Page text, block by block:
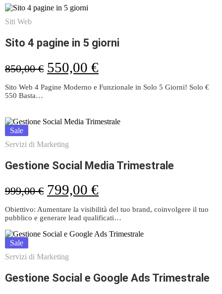
Siti Web
Sito 4 pagine in 5 giorni
850,00€ 550,00 €
Sito Web 4 Pagine Moderno e Funzionale in Solo 5 Giorni! Solo €
550 Basta…
Sale
Servizi di Marketing
Gestione Social Media Trimestrale
999,00€ 799,00 €
Obiettivo: Aumentare la visibilità del tuo brand, coinvolgere il tuo
pubblico e generare lead qualificati…
Sale
Servizi di Marketing
Gestione Social e Google Ads Trimestrale